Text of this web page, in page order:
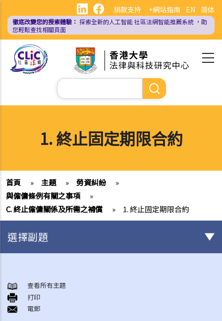
內
EN 简体
捐款支持 +網站指南
徹底改變您的搜索體驗： 探索全新的人工智能社區法網智能推薦系統 ，助
您輕鬆查找相關頁面
Search
1. 終止固定期限合約
首頁 » 主題 » 勞資糾紛
»
與僱傭條例有關之事項
»
C. 終止僱傭關係及所需之補償
» 1. 終止固定期限合約
選擇副題
A. 「僱傭合約」之闡釋
1. 僱傭合約的持續期是多久？
2. 甚麼是「連續性」僱傭合約？
查看所有主題
打印
電郵